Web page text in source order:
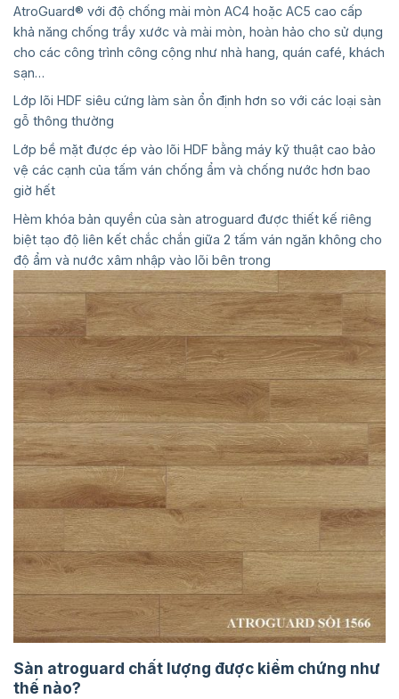
AtroGuard® với độ chống mài mòn AC4 hoặc AC5 cao cấp
khả năng chống trầy xước và mài mòn, hoàn hảo cho sử dụng
cho các công trình công cộng như nhà hang, quán café, khách
sạn…
Lớp lõi HDF siêu cứng làm sàn ổn định hơn so với các loại sàn
gỗ thông thường
Lớp bề mặt được ép vào lõi HDF bằng máy kỹ thuật cao bảo
vệ các cạnh của tấm ván chống ẩm và chống nước hơn bao
giờ hết
Hèm khóa bản quyền của sàn atroguard được thiết kế riêng
biệt tạo độ liên kết chắc chắn giữa 2 tấm ván ngăn không cho
độ ẩm và nước xâm nhập vào lõi bên trong
Sàn atroguard chất lượng được kiểm chứng như
thế nào?